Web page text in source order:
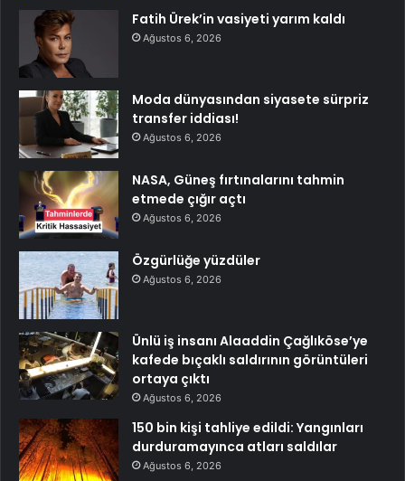
Fatih Ürek’in vasiyeti yarım kaldı
Ağustos 6, 2026
Moda dünyasından siyasete sürpriz
transfer iddiası!
Ağustos 6, 2026
NASA, Güneş fırtınalarını tahmin
etmede çığır açtı
Ağustos 6, 2026
Özgürlüğe yüzdüler
Ağustos 6, 2026
Ünlü iş insanı Alaaddin Çağlıköse’ye
kafede bıçaklı saldırının görüntüleri
ortaya çıktı
Ağustos 6, 2026
150 bin kişi tahliye edildi: Yangınları
durduramayınca atları saldılar
Ağustos 6, 2026